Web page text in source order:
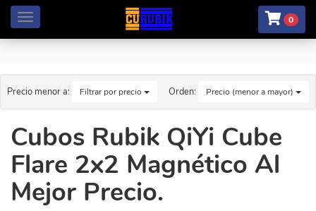
Menú 0
Precio menor a: Filtrar por precio Orden: Precio (menor a mayor)
Cubos Rubik QiYi Cube
Flare 2x2 Magnético Al
Mejor Precio.